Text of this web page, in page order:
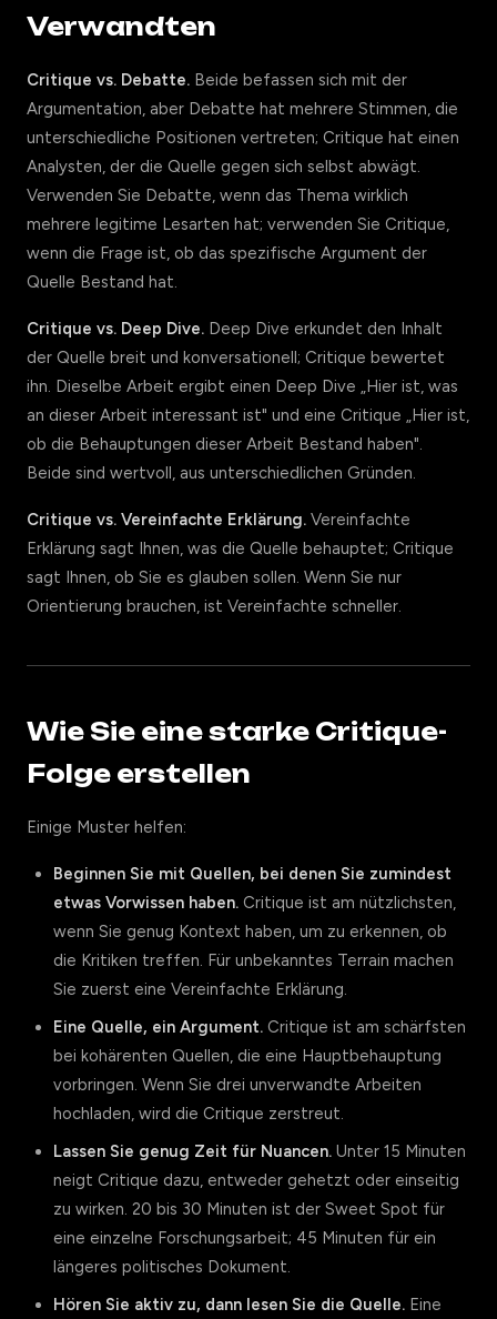
Verwandten
Critique vs. Debatte. Beide befassen sich mit der
Argumentation, aber Debatte hat mehrere Stimmen, die
unterschiedliche Positionen vertreten; Critique hat einen
Analysten, der die Quelle gegen sich selbst abwägt.
Verwenden Sie Debatte, wenn das Thema wirklich
mehrere legitime Lesarten hat; verwenden Sie Critique,
wenn die Frage ist, ob das spezifische Argument der
Quelle Bestand hat.
Critique vs. Deep Dive. Deep Dive erkundet den Inhalt
der Quelle breit und konversationell; Critique bewertet
ihn. Dieselbe Arbeit ergibt einen Deep Dive „Hier ist, was
an dieser Arbeit interessant ist" und eine Critique „Hier ist,
ob die Behauptungen dieser Arbeit Bestand haben".
Beide sind wertvoll, aus unterschiedlichen Gründen.
Critique vs. Vereinfachte Erklärung. Vereinfachte
Erklärung sagt Ihnen, was die Quelle behauptet; Critique
sagt Ihnen, ob Sie es glauben sollen. Wenn Sie nur
Orientierung brauchen, ist Vereinfachte schneller.
Wie Sie eine starke Critique-
Folge erstellen
Einige Muster helfen:
Beginnen Sie mit Quellen, bei denen Sie zumindest
etwas Vorwissen haben. Critique ist am nützlichsten,
wenn Sie genug Kontext haben, um zu erkennen, ob
die Kritiken treffen. Für unbekanntes Terrain machen
Sie zuerst eine Vereinfachte Erklärung.
Eine Quelle, ein Argument. Critique ist am schärfsten
bei kohärenten Quellen, die eine Hauptbehauptung
vorbringen. Wenn Sie drei unverwandte Arbeiten
hochladen, wird die Critique zerstreut.
Lassen Sie genug Zeit für Nuancen. Unter 15 Minuten
neigt Critique dazu, entweder gehetzt oder einseitig
zu wirken. 20 bis 30 Minuten ist der Sweet Spot für
eine einzelne Forschungsarbeit; 45 Minuten für ein
längeres politisches Dokument.
Hören Sie aktiv zu, dann lesen Sie die Quelle. Eine